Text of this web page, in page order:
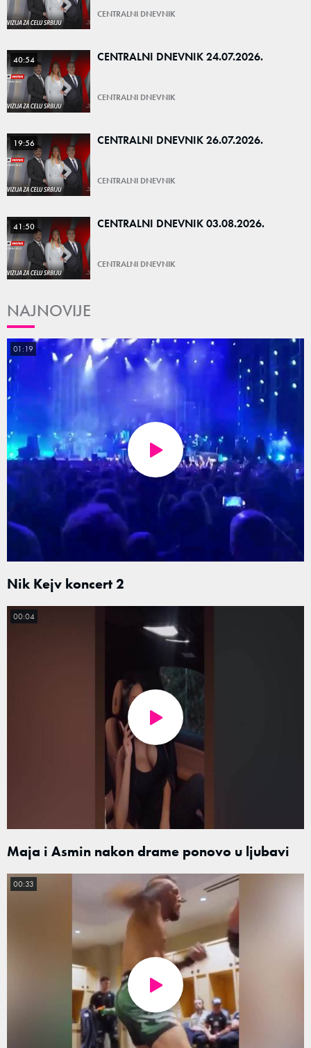
CENTRALNI DNEVNIK
40:54 CENTRALNI DNEVNIK 24.07.2026.
CENTRALNI DNEVNIK
19:56 CENTRALNI DNEVNIK 26.07.2026.
CENTRALNI DNEVNIK
41:50 CENTRALNI DNEVNIK 03.08.2026.
CENTRALNI DNEVNIK
NAJNOVIJE
Nik Kejv koncert 2
01:19
Maja i Asmin nakon drame ponovo u ljubavi
00:04
00:33